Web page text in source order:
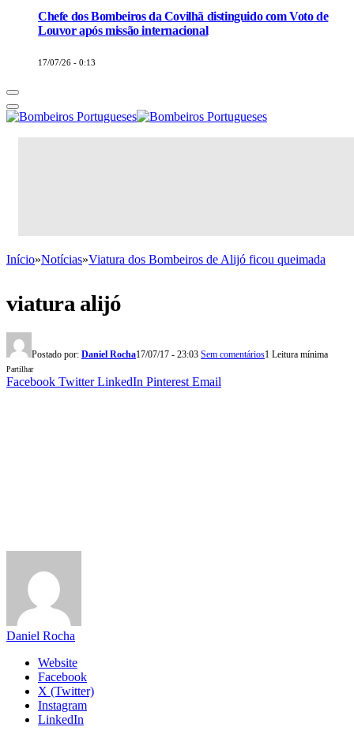
Chefe dos Bombeiros da Covilhã distinguido com Voto de
Louvor após missão internacional
17/07/26 - 0:13
Início»Notícias»Viatura dos Bombeiros de Alijó ficou queimada
viatura alijó
Postado por: Daniel Rocha17/07/17 - 23:03 Sem comentários1 Leitura mínima
Partilhar
Facebook Twitter LinkedIn Pinterest Email
Daniel Rocha
Website
Facebook
X (Twitter)
Instagram
LinkedIn